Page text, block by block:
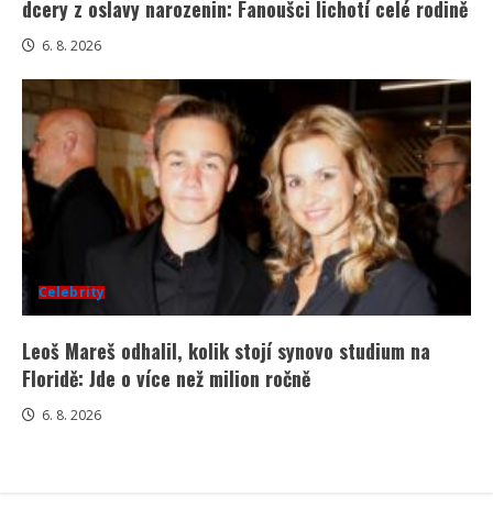
dcery z oslavy narozenin: Fanoušci lichotí celé rodině
6. 8. 2026
Celebrity
Leoš Mareš odhalil, kolik stojí synovo studium na
Floridě: Jde o více než milion ročně
6. 8. 2026